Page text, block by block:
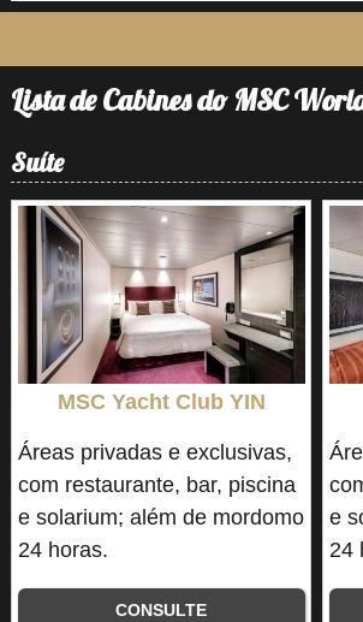
Lista de Cabines do MSC
Suíte
MSC Yacht Club YIN
Áreas privadas e exclusivas,
com restaurante, bar, piscina
e solarium; além de mordomo
24 horas.
CONSULTE
e
24